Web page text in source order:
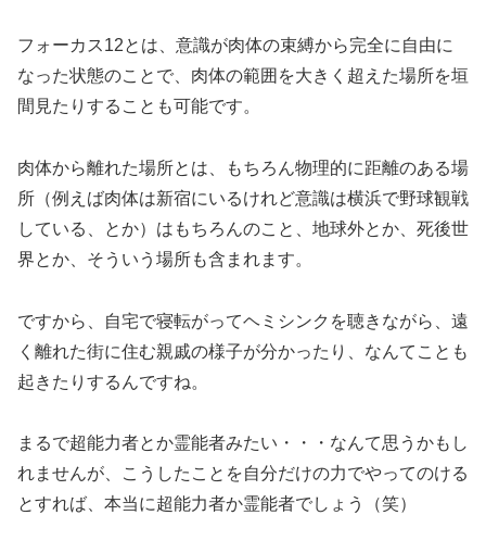
フォーカス12とは、意識が肉体の束縛から完全に自由に
なった状態のことで、肉体の範囲を大きく超えた場所を垣
間見たりすることも可能です。
肉体から離れた場所とは、もちろん物理的に距離のある場
所（例えば肉体は新宿にいるけれど意識は横浜で野球観戦
している、とか）はもちろんのこと、地球外とか、死後世
界とか、そういう場所も含まれます。
ですから、自宅で寝転がってヘミシンクを聴きながら、遠
く離れた街に住む親戚の様子が分かったり、なんてことも
起きたりするんですね。
まるで超能力者とか霊能者みたい・・・なんて思うかもし
れませんが、こうしたことを自分だけの力でやってのける
とすれば、本当に超能力者か霊能者でしょう（笑）